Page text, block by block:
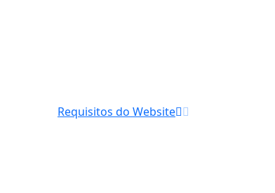
Requisitos do Website